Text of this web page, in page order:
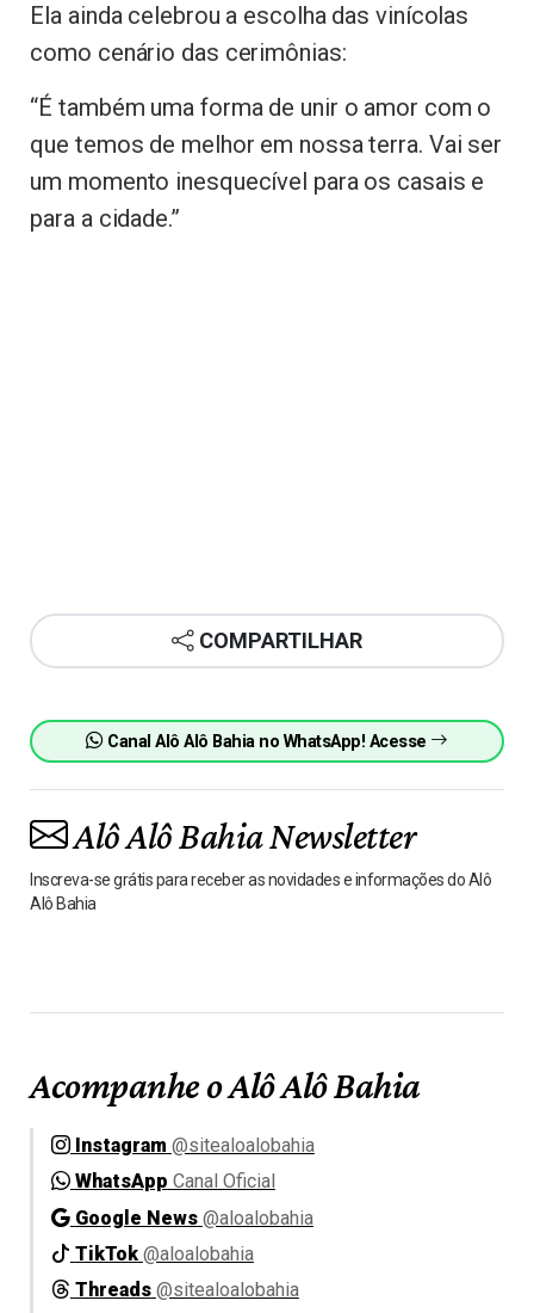
Ela ainda celebrou a escolha das vinícolas
como cenário das cerimônias:
“É também uma forma de unir o amor com o
que temos de melhor em nossa terra. Vai ser
um momento inesquecível para os casais e
para a cidade.”
COMPARTILHAR
Canal Alô Alô Bahia no WhatsApp! Acesse
Alô Alô Bahia Newsletter
Inscreva-se grátis para receber as novidades e informações do Alô
Alô Bahia
Acompanhe o Alô Alô Bahia
Instagram @sitealoalobahia
WhatsApp Canal Oficial
Google News @aloalobahia
TikTok @aloalobahia
Threads @sitealoalobahia